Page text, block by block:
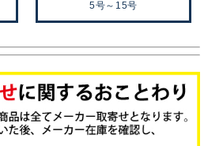
5号～15号